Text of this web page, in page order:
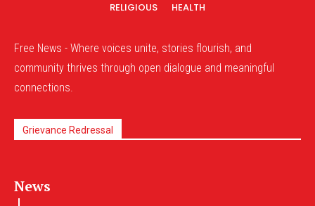
RELIGIOUS
HEALTH
Free News - Where voices unite, stories flourish, and
community thrives through open dialogue and meaningful
connections.
Grievance Redressal
News